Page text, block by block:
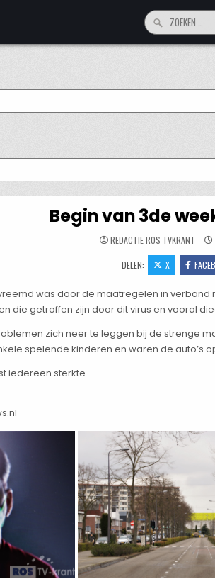
Zoeken
naar:
Begin van 3de
REDACTIE ROS TVKRANT
DELEN: X
was door de maatregelen in verband
die getroffen zijn door dit virus en vooral
zich neer te leggen bij de strenge
spelende kinderen en waren de
iedereen sterkte.